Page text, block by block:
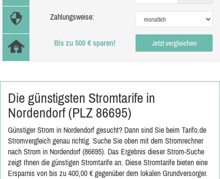
Zahlungsweise:
Bis zu 500 € sparen! Jetzt vergleichen
Die günstigsten Stromtarife in
Nordendorf (PLZ 86695)
Günstiger Strom in Nordendorf gesucht? Dann sind Sie beim Tarifo.de
Stromvergleich genau richtig. Suche Sie oben mit dem Stromrechner
nach Strom in Nordendorf (86695). Das Ergebnis dieser Strom-Suche
zeigt Ihnen die günstigen Stromtarife an. Diese Stromtarife bieten eine
Ersparnis von bis zu 400,00 € gegenüber dem lokalen Grundversorger.